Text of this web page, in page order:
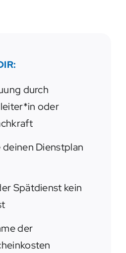
durch
oder
Dienstplan
Spätdienst kein
der